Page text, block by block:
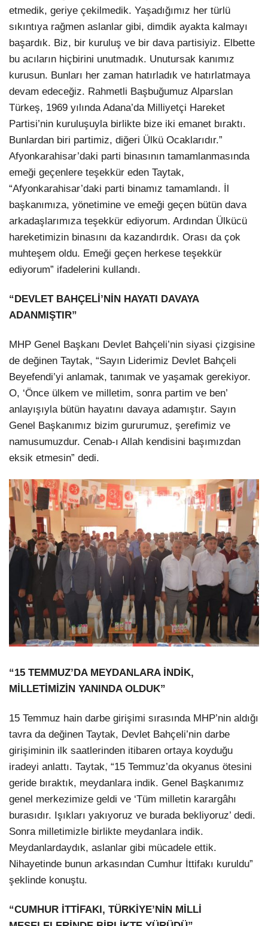
etmedik, geriye çekilmedik. Yaşadığımız her türlü
sıkıntıya rağmen aslanlar gibi, dimdik ayakta kalmayı
başardık. Biz, bir kuruluş ve bir dava partisiyiz. Elbette
bu acıların hiçbirini unutmadık. Unutursak kanımız
kurusun. Bunları her zaman hatırladık ve hatırlatmaya
devam edeceğiz. Rahmetli Başbuğumuz Alparslan
Türkeş, 1969 yılında Adana’da Milliyetçi Hareket
Partisi’nin kuruluşuyla birlikte bize iki emanet bıraktı.
Bunlardan biri partimiz, diğeri Ülkü Ocaklarıdır.”
Afyonkarahisar’daki parti binasının tamamlanmasında
emeği geçenlere teşekkür eden Taytak,
“Afyonkarahisar’daki parti binamız tamamlandı. İl
başkanımıza, yönetimine ve emeği geçen bütün dava
arkadaşlarımıza teşekkür ediyorum. Ardından Ülkücü
hareketimizin binasını da kazandırdık. Orası da çok
muhteşem oldu. Emeği geçen herkese teşekkür
ediyorum” ifadelerini kullandı.
“DEVLET BAHÇELİ’NİN HAYATI DAVAYA
ADANMIŞTIR”
MHP Genel Başkanı Devlet Bahçeli’nin siyasi çizgisine
de değinen Taytak, “Sayın Liderimiz Devlet Bahçeli
Beyefendi’yi anlamak, tanımak ve yaşamak gerekiyor.
O, ‘Önce ülkem ve milletim, sonra partim ve ben’
anlayışıyla bütün hayatını davaya adamıştır. Sayın
Genel Başkanımız bizim gururumuz, şerefimiz ve
namusumuzdur. Cenab-ı Allah kendisini başımızdan
eksik etmesin” dedi.
“15 TEMMUZ’DA MEYDANLARA İNDİK,
MİLLETİMİZİN YANINDA OLDUK”
15 Temmuz hain darbe girişimi sırasında MHP’nin aldığı
tavra da değinen Taytak, Devlet Bahçeli’nin darbe
girişiminin ilk saatlerinden itibaren ortaya koyduğu
iradeyi anlattı. Taytak, “15 Temmuz’da okyanus ötesini
geride bıraktık, meydanlara indik. Genel Başkanımız
genel merkezimize geldi ve ‘Tüm milletin karargâhı
burasıdır. Işıkları yakıyoruz ve burada bekliyoruz’ dedi.
Sonra milletimizle birlikte meydanlara indik.
Meydanlardaydık, aslanlar gibi mücadele ettik.
Nihayetinde bunun arkasından Cumhur İttifakı kuruldu”
şeklinde konuştu.
“CUMHUR İTTİFAKI, TÜRKİYE’NİN MİLLİ